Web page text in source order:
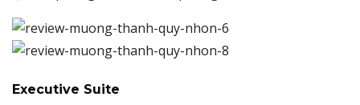
Executive Suite